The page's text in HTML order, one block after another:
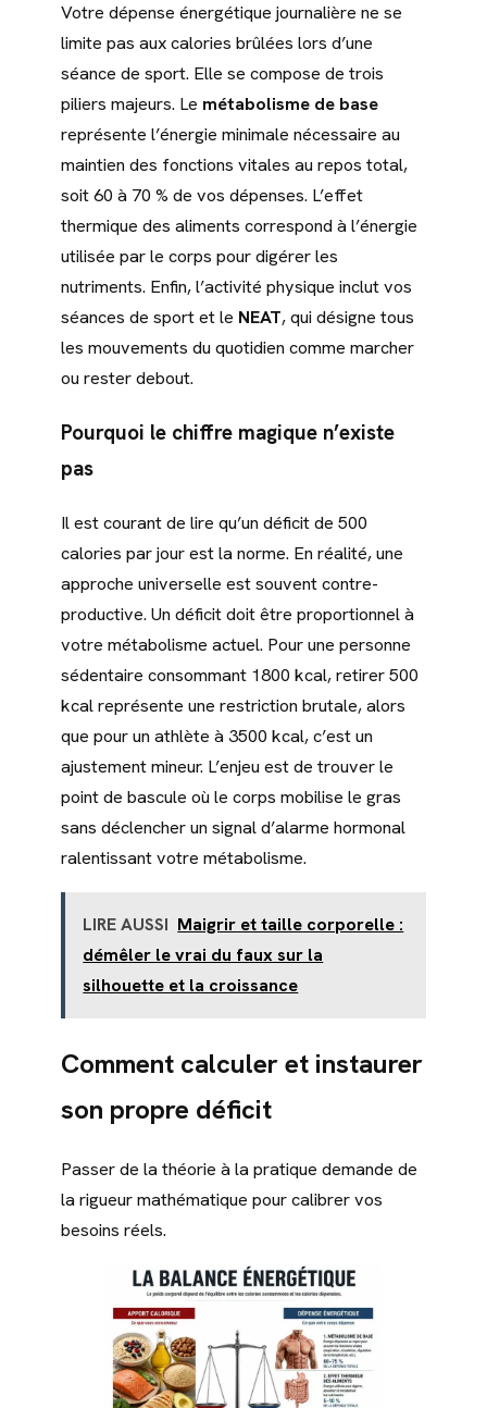
Votre dépense énergétique journalière ne se
limite pas aux calories brûlées lors d’une
séance de sport. Elle se compose de trois
piliers majeurs. Le métabolisme de base
représente l’énergie minimale nécessaire au
maintien des fonctions vitales au repos total,
soit 60 à 70 % de vos dépenses. L’effet
thermique des aliments correspond à l’énergie
utilisée par le corps pour digérer les
nutriments. Enfin, l’activité physique inclut vos
séances de sport et le NEAT, qui désigne tous
les mouvements du quotidien comme marcher
ou rester debout.
Pourquoi le chiffre magique n’existe
pas
Il est courant de lire qu’un déficit de 500
calories par jour est la norme. En réalité, une
approche universelle est souvent contre-
productive. Un déficit doit être proportionnel à
votre métabolisme actuel. Pour une personne
sédentaire consommant 1800 kcal, retirer 500
kcal représente une restriction brutale, alors
que pour un athlète à 3500 kcal, c’est un
ajustement mineur. L’enjeu est de trouver le
point de bascule où le corps mobilise le gras
sans déclencher un signal d’alarme hormonal
ralentissant votre métabolisme.
LIRE AUSSI Maigrir et taille corporelle :
démêler le vrai du faux sur la
silhouette et la croissance
Comment calculer et instaurer
son propre déficit
Passer de la théorie à la pratique demande de
la rigueur mathématique pour calibrer vos
besoins réels.